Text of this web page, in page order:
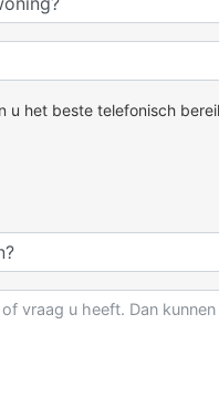
u het beste telefonisch